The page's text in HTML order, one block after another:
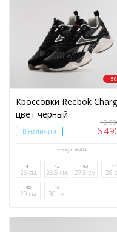
-
Кроссовки Reebok
цвет черный
В наличии
12
6
Артикул: 46404
41
26 см.
42
26.5 см.
43
27.5 см.
44
28
45
29 см.
46
30 см.